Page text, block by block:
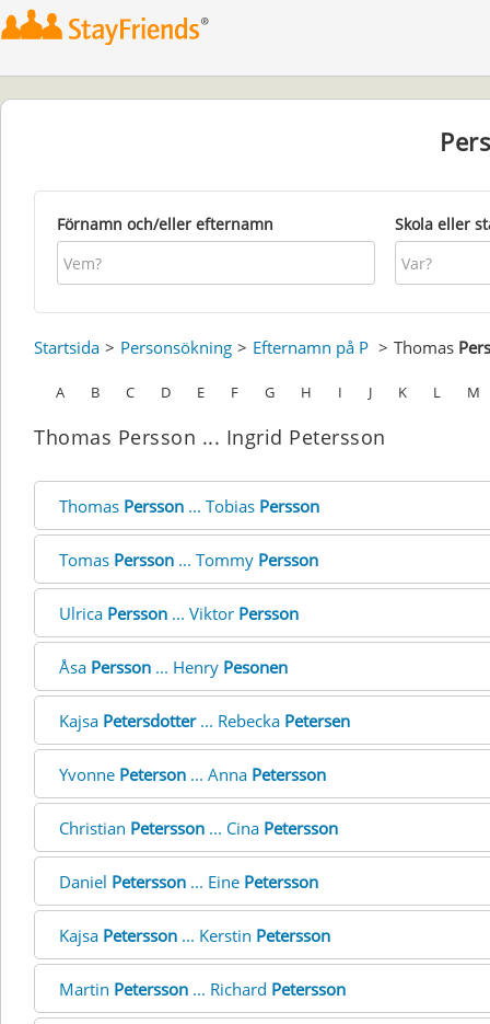
Förnamn och/eller efternamn Skola eller
Startsida Personsökning Efternamn på P Thomas
A B C D E F G H I J K L M
Thomas Persson ... Ingrid Petersson
Thomas Persson ... Tobias Persson
Tomas Persson ... Tommy Persson
Ulrica Persson ... Viktor Persson
Åsa Persson ... Henry Pesonen
Kajsa Petersdotter... Rebecka Petersen
Yvonne Peterson ... Anna Petersson
Christian Petersson ... Cina Petersson
Daniel Petersson ... Eine Petersson
Kajsa Petersson ... Kerstin Petersson
Martin Petersson ... Richard Petersson